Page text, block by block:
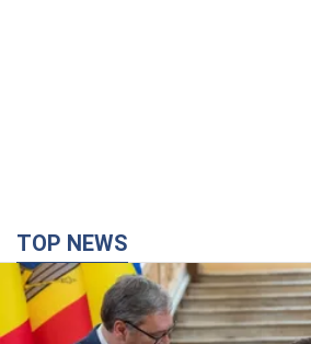
TOP NEWS